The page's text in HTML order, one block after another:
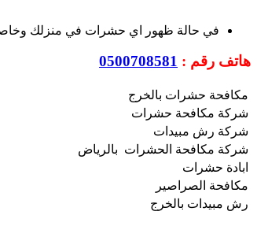
في حالة ظهور اي حشرات في منزلك وخاصة
هاتف رقم : 0500708581
مكافحة حشرات بالخرج
شركة مكافحة حشرات
شركة رش مبيدات
شركة مكافحة الحشرات بالرياض
ابادة حشرات
مكافحة الصراصير
رش مبيدات بالخرج